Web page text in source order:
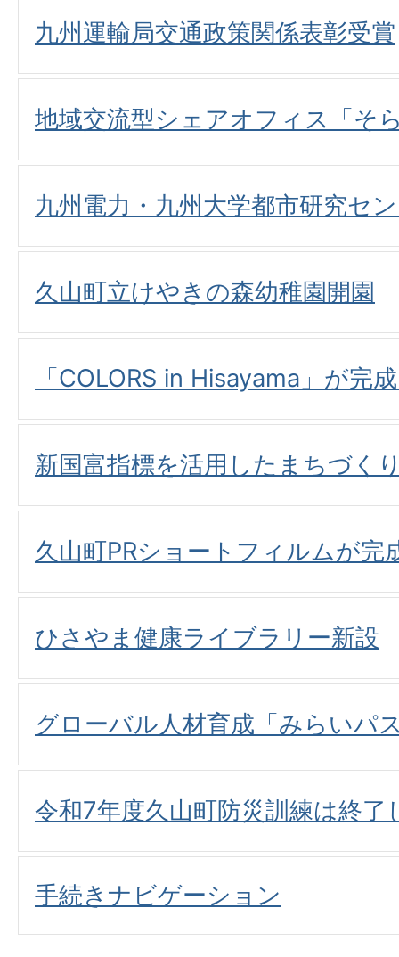
九州運輸局交通政策関係表彰受賞
地域交流型シェアオフィス「そ
九州電力・九州大学都市研究セ
久山町立けやきの森幼稚園開園
「COLORS in Hisayama」が完
新国富指標を活用したまちづく
久山町PRショートフィルムが完
ひさやま健康ライブラリー新設
グローバル人材育成「みらいパ
令和7年度久山町防災訓練は終了
手続きナビゲーション